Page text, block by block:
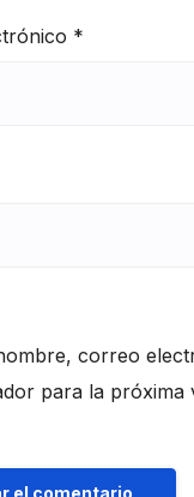
*
correo
para la próxima